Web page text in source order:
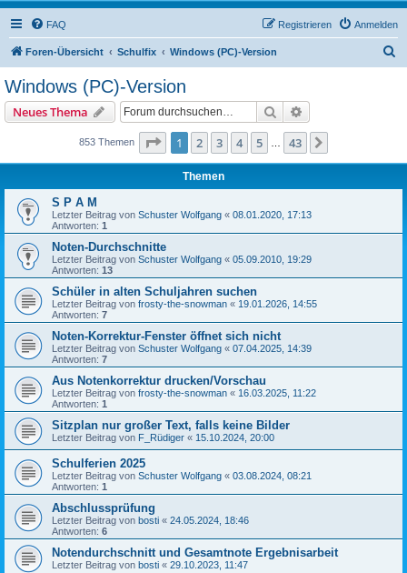
FAQ Anmelden
Registrieren
Foren-Übersicht Schulfix Windows (PC)-Version
Windows (PC)-Version
Neues Thema Suche
853 Themen Seite 1von 43
1 2 3 4 5 43
Themen
S P A M
Letzter Beitrag von Schuster Wolfgang « 08.01.2020, 17:13
Antworten: 1
Noten-Durchschnitte
Letzter Beitrag von Schuster Wolfgang « 05.09.2010, 19:29
Antworten: 13
Schüler in alten Schuljahren suchen
Letzter Beitrag von frosty-the-snowman « 19.01.2026, 14:55
Antworten: 7
Noten-Korrektur-Fenster öffnet sich nicht
Letzter Beitrag von Schuster Wolfgang « 07.04.2025, 14:39
Antworten: 7
Aus Notenkorrektur drucken/Vorschau
Letzter Beitrag von frosty-the-snowman « 16.03.2025, 11:22
Antworten: 1
Sitzplan nur großer Text, falls keine Bilder
Letzter Beitrag von F_Rüdiger « 15.10.2024, 20:00
Schulferien 2025
Letzter Beitrag von Schuster Wolfgang « 03.08.2024, 08:21
Antworten: 1
Abschlussprüfung
Letzter Beitrag von bosti « 24.05.2024, 18:46
Antworten: 6
Notendurchschnitt und Gesamtnote Ergebnisarbeit
Letzter Beitrag von bosti « 29.10.2023, 11:47